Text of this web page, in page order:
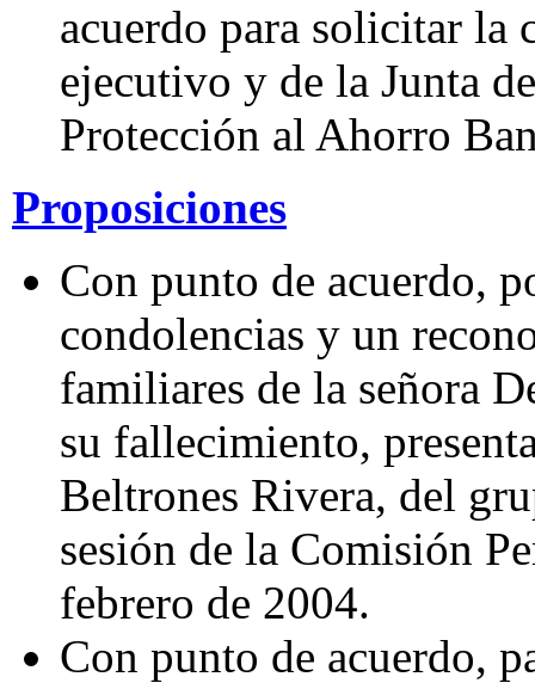
acuerdo para solicitar la
ejecutivo y de la Junta
Protección al Ahorro
Proposiciones
Con punto de acuerdo,
condolencias y un
familiares de la señora
su fallecimiento,
Beltrones Rivera, del
sesión de la Comisión
febrero de 2004.
Con punto de acuerdo,